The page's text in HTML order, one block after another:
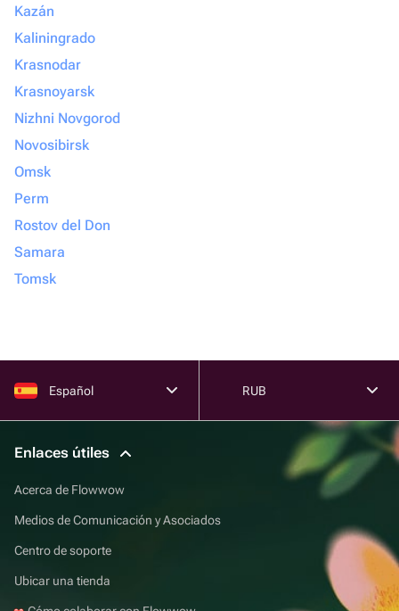
Kazán
Kaliningrado
Krasnodar
Krasnoyarsk
Nizhni Novgorod
Novosibirsk
Omsk
Perm
Rostov del Don
Samara
Tomsk
Español RUB
Enlaces útiles
Acerca de Flowwow
Medios de Comunicación y Asociados
Centro de soporte
Ubicar una tienda